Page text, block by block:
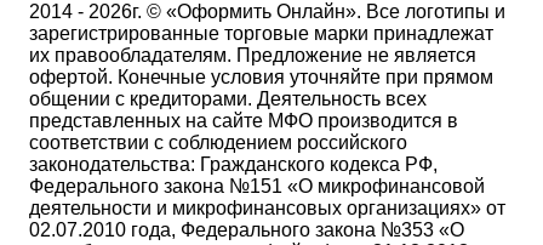
2014 - 2026г. © «Оформить Онлайн». Все логотипы и
зарегистрированные торговые марки принадлежат
их правообладателям. Предложение не является
офертой. Конечные условия уточняйте при прямом
общении с кредиторами. Деятельность всех
представленных на сайте МФО производится в
соответствии с соблюдением российского
законодательства: Гражданского кодекса РФ,
Федерального закона №151 «О микрофинансовой
деятельности и микрофинансовых организациях» от
02.07.2010 года, Федерального закона №353 «О